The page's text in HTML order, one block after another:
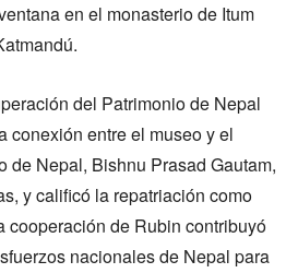
en el monasterio de Itum
del Patrimonio de Nepal
conexión entre el museo y el
de Nepal, Bishnu Prasad Gautam,
y calificó la repatriación como
cooperación de Rubin contribuyó
nacionales de Nepal para